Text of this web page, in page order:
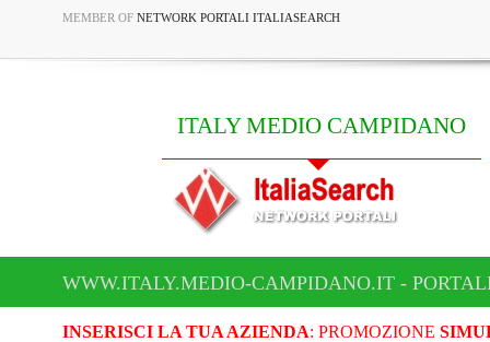
MEMBER OF NETWORK PORTALI ITALIASEARCH
ITALY MEDIO CAMPIDANO
WWW.ITALY.MEDIO-CAMPIDANO.IT -
INSERISCI LA TUA AZIENDA: PROMOZIONE